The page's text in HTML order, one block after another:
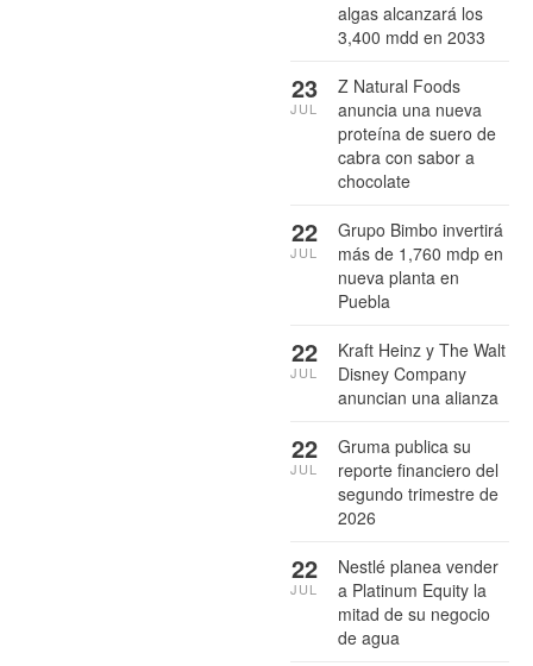
algas alcanzará los
3,400 mdd en 2033
Z Natural Foods
anuncia una nueva
proteína de suero de
cabra con sabor a
chocolate
23
JUL
Grupo Bimbo invertirá
más de 1,760 mdp en
nueva planta en
Puebla
22
JUL
Kraft Heinz y The Walt
Disney Company
anuncian una alianza
22
JUL
Gruma publica su
reporte financiero del
segundo trimestre de
2026
22
JUL
Nestlé planea vender
a Platinum Equity la
mitad de su negocio
de agua
22
JUL